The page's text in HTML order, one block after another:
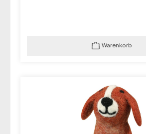
Warenkorb